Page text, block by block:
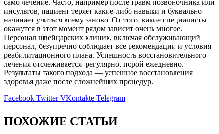
само лечение. Часто, например после травм позвоночника или
инсультов, пациент теряет какие-либо навыки и буквально
начинает учиться всему заново. От того, какие специалисты
окажутся в этот момент рядом зависит очень многое.
Персонал швейцарских клиник, включая обслуживающий
персонал, безупречно соблюдает все рекомендации и условия
реабилитационного плана. Успешность восстановительного
лечения отслеживается регулярно, порой ежедневно.
Результаты такого подхода — успешное восстановления
здоровья даже после сложнейших процедур.
Facebook Twitter VKontakte Telegram
ПОХОЖИЕ СТАТЬИ